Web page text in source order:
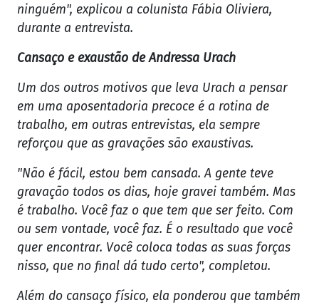
ninguém", explicou a colunista Fábia Oliviera,
durante a entrevista.
Cansaço e exaustão de Andressa Urach
Um dos outros motivos que leva Urach a pensar
em uma aposentadoria precoce é a rotina de
trabalho, em outras entrevistas, ela sempre
reforçou que as gravações são exaustivas.
"Não é fácil, estou bem cansada. A gente teve
gravação todos os dias, hoje gravei também. Mas
é trabalho. Você faz o que tem que ser feito. Com
ou sem vontade, você faz. É o resultado que você
quer encontrar. Você coloca todas as suas forças
nisso, que no final dá tudo certo", completou.
Além do cansaço físico, ela ponderou que também